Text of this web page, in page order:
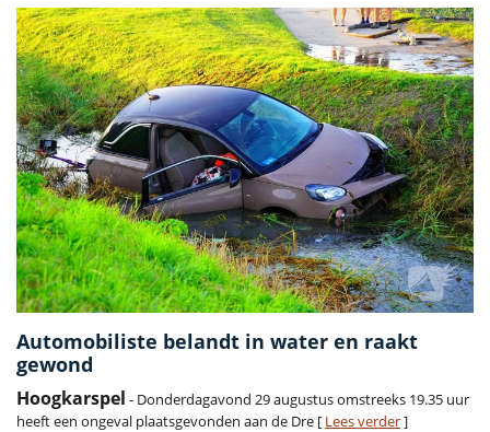
Automobiliste belandt in water en raakt
gewond
Hoogkarspel - Donderdagavond 29 augustus omstreeks 19.35 uur
heeft een ongeval plaatsgevonden aan de Dre [ Lees verder]